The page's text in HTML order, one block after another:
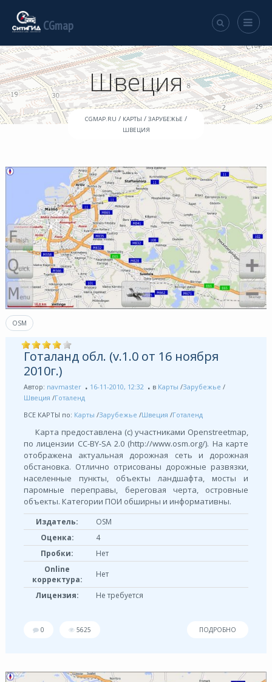
CGmap
Швеция
CGMAP.RU / КАРТЫ / ЗАРУБЕЖЬЕ /
ШВЕЦИЯ
OSM
Готаланд обл. (v.1.0 от 16 ноября
2010г.)
Автор: navmaster 16-11-2010, 12:32 в Карты /Зарубежье /
Швеция /Готаленд
ВСЕ КАРТЫ по: Карты /Зарубежье /Швеция /Готаленд
Карта предоставлена (с) участниками Openstreetmap,
по лицензии СС-BY-SA 2.0 (http://www.osm.org/). На карте
отображена актуальная дорожная сеть и дорожная
обстановка. Отлично отрисованы дорожные развязки,
населенные пункты, объекты ландшафта, мосты и
паромные переправы, береговая черта, островные
объекты. Категории ПОИ обширны и информативны.
Издатель:
OSM
Оценка:
4
Пробки:
Нет
Online
корректура:
Нет
Лицензия: Не требуется
0 5625 ПОДРОБНО